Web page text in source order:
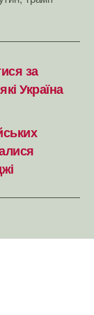
за
Україна